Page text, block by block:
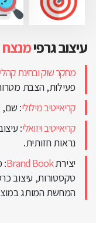
עיצוב גרפימנצח
מחקר שוק ובחינת
פעילות, הצבת
קריאייטיב מילולי: שם,
קריאייטיב ויזואלי:
נראות חזותית.
יצירתBrand Book
:
טקסטורות, עיצוב
המחשת המותג